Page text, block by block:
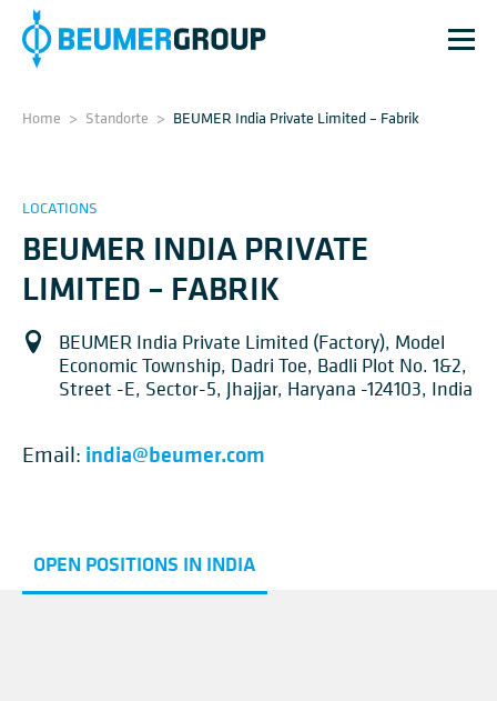
Home > Standorte > BEUMER India Private Limited – Fabrik
LOCATIONS
BEUMER INDIA PRIVATE
LIMITED – FABRIK
BEUMER India Private Limited (Factory), Model
Economic Township, Dadri Toe, Badli Plot No. 1&2,
Street -E, Sector-5, Jhajjar, Haryana -124103, India
Email: india@beumer.com
OPEN POSITIONS IN INDIA